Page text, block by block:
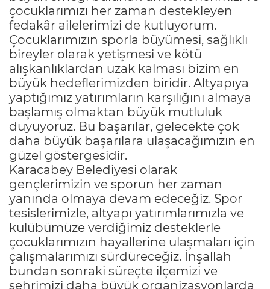
çocuklarımızı her zaman destekleyen
fedakâr ailelerimizi de kutluyorum.
Çocuklarımızın sporla büyümesi, sağlıklı
bireyler olarak yetişmesi ve kötü
alışkanlıklardan uzak kalması bizim en
büyük hedeflerimizden biridir. Altyapıya
yaptığımız yatırımların karşılığını almaya
başlamış olmaktan büyük mutluluk
duyuyoruz. Bu başarılar, gelecekte çok
daha büyük başarılara ulaşacağımızın en
güzel göstergesidir.
Karacabey Belediyesi olarak
gençlerimizin ve sporun her zaman
yanında olmaya devam edeceğiz. Spor
tesislerimizle, altyapı yatırımlarımızla ve
kulübümüze verdiğimiz desteklerle
çocuklarımızın hayallerine ulaşmaları için
çalışmalarımızı sürdüreceğiz. İnşallah
bundan sonraki süreçte ilçemizi ve
şehrimizi daha büyük organizasyonlarda